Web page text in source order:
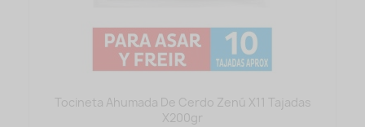
Tocineta Ahumada De Cerdo Zenú X11 Tajadas
X200gr